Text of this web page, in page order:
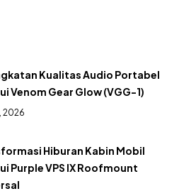
Kualitas Audio Portabel
Venom Gear Glow (VGG-1)
2026
Hiburan Kabin Mobil
Purple VPS IX Roofmount